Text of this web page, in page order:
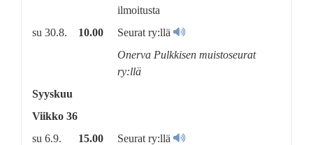
ilmoitusta
su 30.8.
10.00
Seurat ry:llä
Onerva Pulkkisen muistoseurat
ry:llä
Syyskuu
Viikko 36
su 6.9.
15.00
Seurat ry:llä